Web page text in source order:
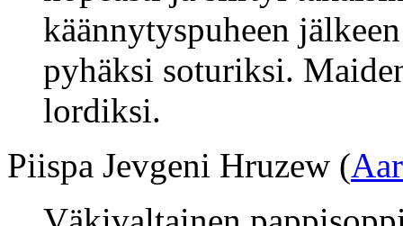
käännytyspuheen
pyhäksi soturiksi.
lordiksi.
Piispa Jevgeni Hruzew (